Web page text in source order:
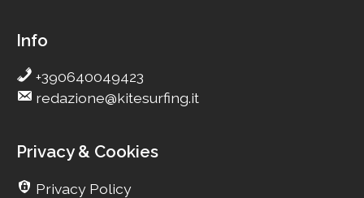
Info
+390640049423
redazione@kitesurfing.it
Privacy & Cookies
Privacy Policy